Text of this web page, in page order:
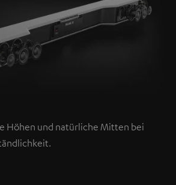
Höhen und natürliche Mitten bei